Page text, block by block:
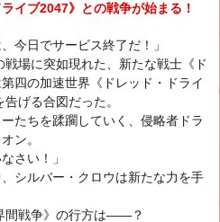
イブ2047》との戦争が始まる！
今日でサービス終了だ！」
戦場に突如現れた、新たな戦士《ド
四の加速世界《ドレッド・ドライ
げる合図だった。
たちを蹂躙していく、侵略者ドラ
ン。
さい！」
シルバー・クロウは新たな力を手
間戦争》の行方は――？